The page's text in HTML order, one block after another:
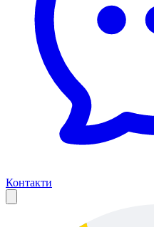
Контакти